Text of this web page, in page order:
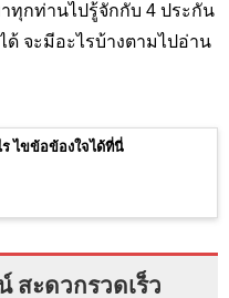
ทุกท่านไปรู้จักกับ 4 ประกัน
จะมีอะไรบ้างตามไปอ่าน
ไขข้อข้องใจได้ที่นี่
สะดวกรวดเร็ว